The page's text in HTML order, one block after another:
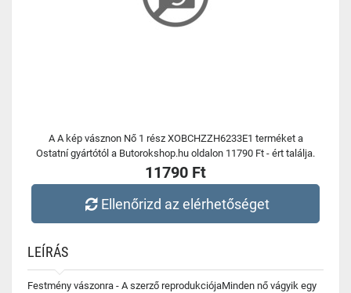
A A kép vásznon Nő 1 rész XOBCHZZH6233E1 terméket a
Ostatní gyártótól a Butorokshop.hu oldalon 11790 Ft - ért találja.
11790 Ft
Ellenőrizd az elérhetőséget
LEÍRÁS
Festmény vászonra - A szerző reprodukciójaMinden nő vágyik egy